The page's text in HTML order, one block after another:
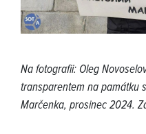
Na fotografii: Oleg
transparentem na památku
Marčenka, prosinec 2024.